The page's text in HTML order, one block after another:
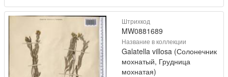
Штрихкод
MW0881689
Название в коллекции
Galatella villosa (Солонечник
мохнатый, Грудница
мохнатая)